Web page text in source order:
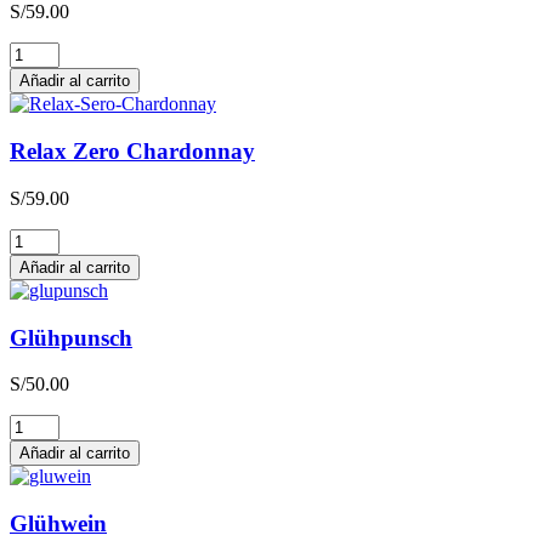
S/59.00
Relax
Zero
Sauvignon
Blanc
cantidad
Añadir al carrito
Relax Zero Chardonnay
S/59.00
Relax
Zero
Chardonnay
cantidad
Añadir al carrito
Glühpunsch
S/50.00
Glühpunsch
cantidad
Añadir al carrito
Glühwein